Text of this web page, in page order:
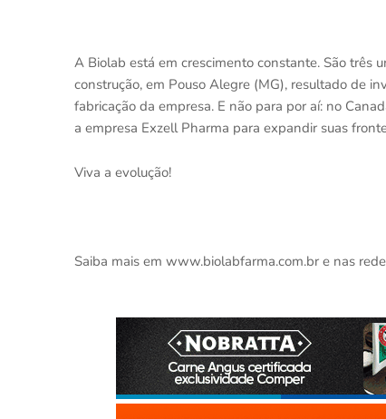
A Biolab está em crescimento constante. São três
construção, em Pouso Alegre (MG), resultado de
fabricação da empresa. E não para por aí: no
a empresa Exzell Pharma para expandir suas
Viva a evolução!
Saiba mais em www.biolabfarma.com.br e nas